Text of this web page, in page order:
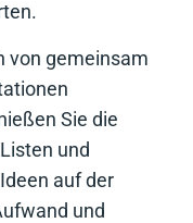
von gemeinsam
Sie die
und
auf der
und